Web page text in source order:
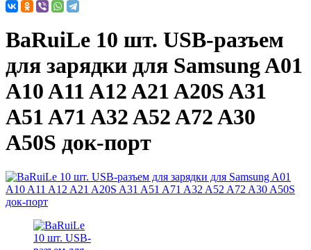
BaRuiLe 10 шт. USB-разъем
для зарядки для Samsung A01
A10 A11 A12 A21 A20S A31
A51 A71 A32 A52 A72 A30
A50S док-порт